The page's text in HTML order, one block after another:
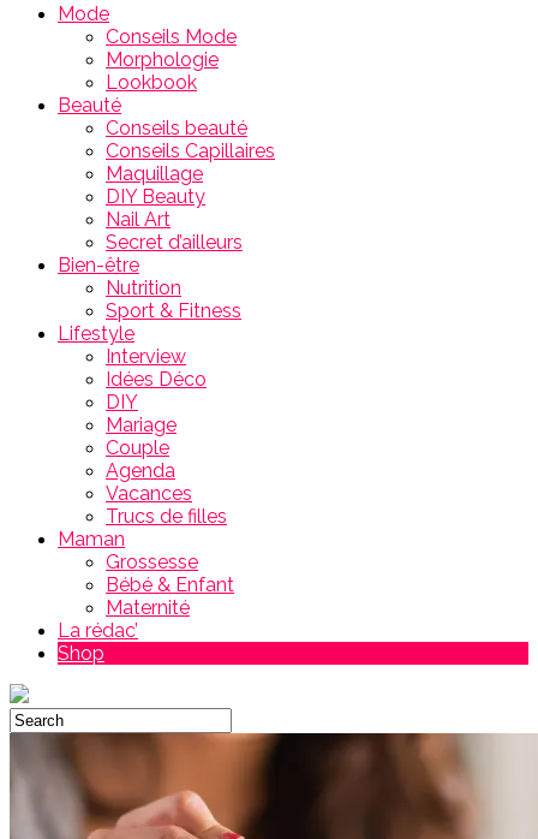
Mode
Conseils Mode
Morphologie
Lookbook
Beauté
Conseils beauté
Conseils Capillaires
Maquillage
DIY Beauty
Nail Art
Secret d’ailleurs
Bien-être
Nutrition
Sport & Fitness
Lifestyle
Interview
Idées Déco
DIY
Mariage
Couple
Agenda
Vacances
Trucs de filles
Maman
Grossesse
Bébé & Enfant
Maternité
La rédac’
Shop